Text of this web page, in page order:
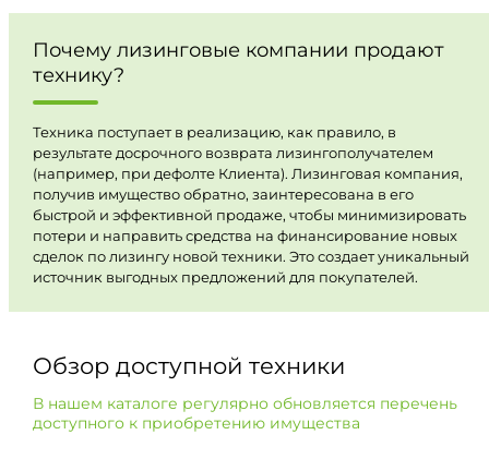
Почему лизинговые компании продают
технику?
Техника поступает в реализацию, как правило, в
результате досрочного возврата лизингополучателем
(например, при дефолте Клиента). Лизинговая компания,
получив имущество обратно, заинтересована в его
быстрой и эффективной продаже, чтобы минимизировать
потери и направить средства на финансирование новых
сделок по лизингу новой техники. Это создает уникальный
источник выгодных предложений для покупателей.
Обзор доступной техники
В нашем каталоге регулярно обновляется перечень
доступного к приобретению имущества